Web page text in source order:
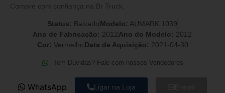
Compre com confiança na Br Truck.
Status: BaixadoModelo: AUMARK 1039
Ano de Fabricação: 2012Ano do Modelo: 2012
Cor: VermelhoData de Aquisição: 2021-04-30
Tem Dúvidas? Fale com nossos Vendedores
WhatsApp Ligar na Loja